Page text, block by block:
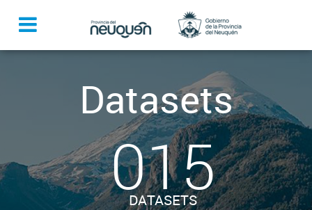
Datasets
015
DATASETS